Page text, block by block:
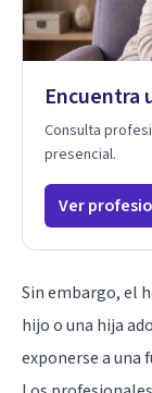
Encuentra
Consulta
presencial.
Ver
Sin embargo, el
hijo o una hija
exponerse a una